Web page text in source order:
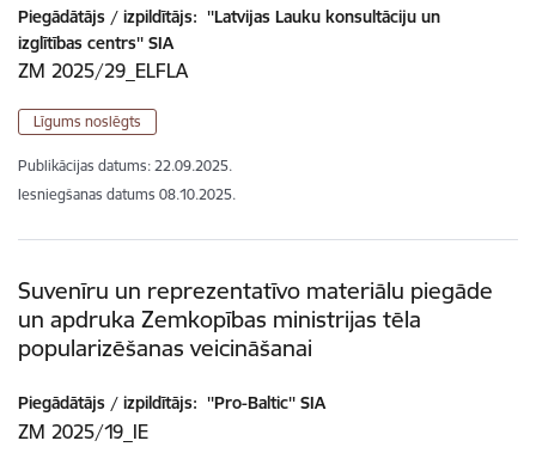
Piegādātājs / izpildītājs: ''Latvijas Lauku konsultāciju un
izglītības centrs'' SIA
ZM 2025/29_ELFLA
Līgums noslēgts
Publikācijas datums: 22.09.2025.
Iesniegšanas datums 08.10.2025.
Suvenīru un reprezentatīvo materiālu piegāde
un apdruka Zemkopības ministrijas tēla
popularizēšanas veicināšanai
Piegādātājs / izpildītājs: ''Pro-Baltic'' SIA
ZM 2025/19_IE